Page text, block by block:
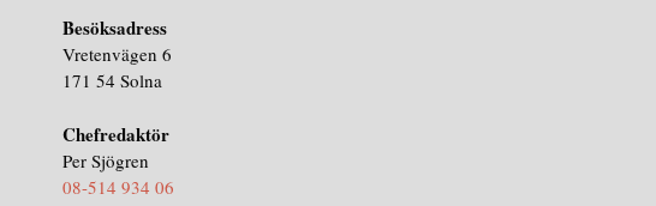
Besöksadress
Vretenvägen 6
171 54 Solna
Chefredaktör
Per Sjögren
08-514 934 06